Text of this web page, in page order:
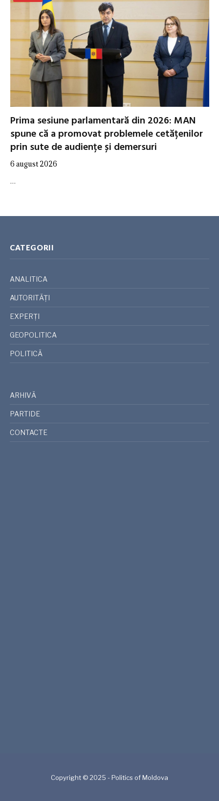
Prima sesiune parlamentară din 2026: MAN
spune că a promovat problemele cetățenilor
prin sute de audiențe și demersuri
6 august 2026
…
CATEGORII
ANALITICA
AUTORITĂȚI
EXPERȚI
GEOPOLITICA
POLITICĂ
ARHIVĂ
PARTIDE
CONTACTE
Copyright © 2025 - Politics of Moldova